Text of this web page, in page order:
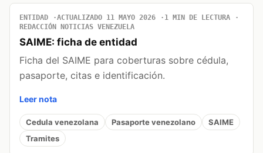
ENTIDAD ACTUALIZADO 11 MAYO 2026
1 MIN DE LECTURA
REDACCIÓN NOTICIAS VENEZUELA
SAIME: ficha de entidad
Ficha del SAIME para coberturas sobre cédula,
pasaporte, citas e identificación.
Leer nota
Cedula venezolana Pasaporte venezolano
SAIME
Tramites